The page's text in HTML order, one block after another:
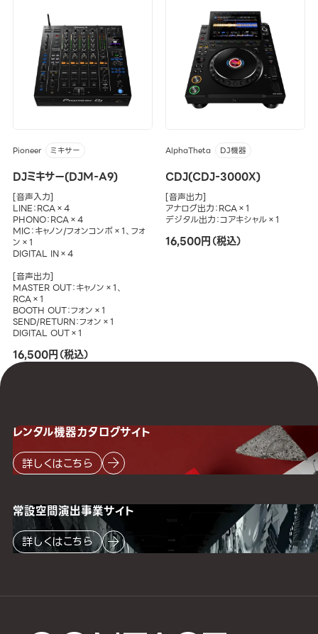
Pioneer ミキサー
DJミキサー(DJM-A9)
[音声入力]
LINE：RCA×4
PHONO：RCA×4
MIC：キャノン/フォンコンボ×1、フォ
ン×1
DIGITAL IN×4
[音声出力]
MASTER OUT：キャノン×1、
RCA×1
BOOTH OUT：フォン×1
SEND/RETURN：フォン×1
DIGITAL OUT×1
16,500円（税込）
AlphaTheta DJ機器
CDJ(CDJ-3000X)
[音声出力]
アナログ出力：RCA×1
デジタル出力：コアキシャル×1
16,500円（税込）
レンタル機器カタログサイト
詳しくはこちら
常設空間演出事業サイト
詳しくはこちら